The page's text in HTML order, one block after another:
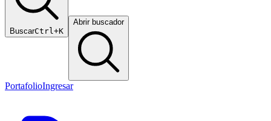
BuscarCtrl+K
Abrir buscador
PortafolioIngresar